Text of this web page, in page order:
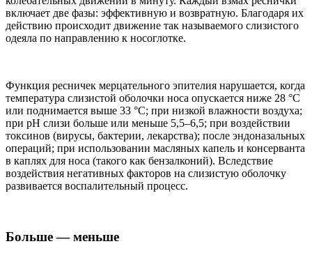
включает две фазы: эффективную и возвратную. Благодаря их
действию происходит движение так называемого слизистого
одеяла по направлению к носоглотке.
Функция ресничек мерцательного эпителия нарушается, когда
температура слизистой оболочки носа опускается ниже 28 °С
или поднимается выше 33 °С; при низкой влажности воздуха;
при рН слизи больше или меньше 5,5–6,5; при воздействии
токсинов (вирусы, бактерии, лекарства); после эндоназальных
операций; при использовании масляных капель и консерванта
в каплях для носа (такого как бензалконий). Вследствие
воздействия негативных факторов на слизистую оболочку
развивается воспалительный процесс.
Больше — меньше